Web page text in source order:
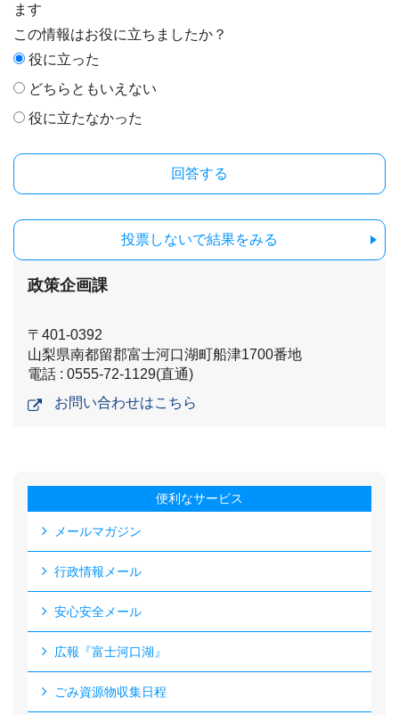
ます
この情報はお役に立ちましたか？
役に立った
どちらともいえない
役に立たなかった
投票しないで結果をみる
政策企画課
〒401-0392
山梨県南都留郡富士河口湖町船津1700番地
電話 : 0555-72-1129(直通)
お問い合わせはこちら
便利なサービス
メールマガジン
行政情報メール
安心安全メール
広報『富士河口湖』
ごみ資源物収集日程